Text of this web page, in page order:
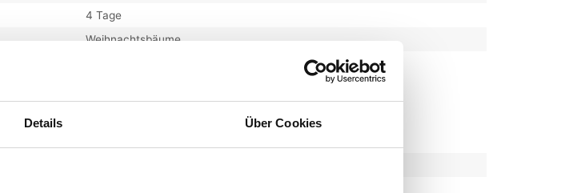
Details Über Cookies
4 Tage
Weihnachtsbäume